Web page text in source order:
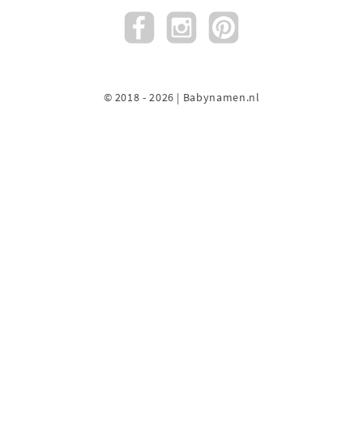
© 2018 - 2026 | Babynamen.nl